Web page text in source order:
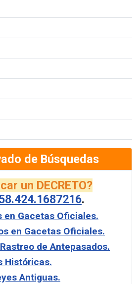
de Búsquedas
un DECRETO?
.
en Gacetas Oficiales.
en Gacetas Oficiales.
de Antepasados.
Históricas.
Antiguas.